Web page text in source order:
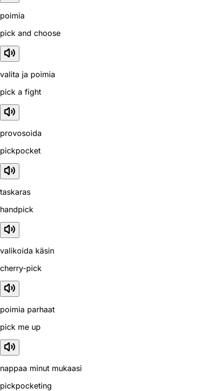
poimia
pick and choose
valita ja poimia
pick a fight
provosoida
pickpocket
taskaras
handpick
valikoida käsin
cherry-pick
poimia parhaat
pick me up
nappaa minut mukaasi
pickpocketing